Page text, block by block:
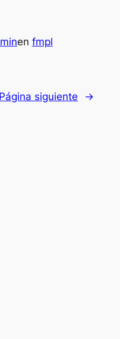
en fmpl
Página siguiente →